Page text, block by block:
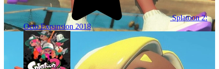
Splatoon 2:
Octo Expansion 2018